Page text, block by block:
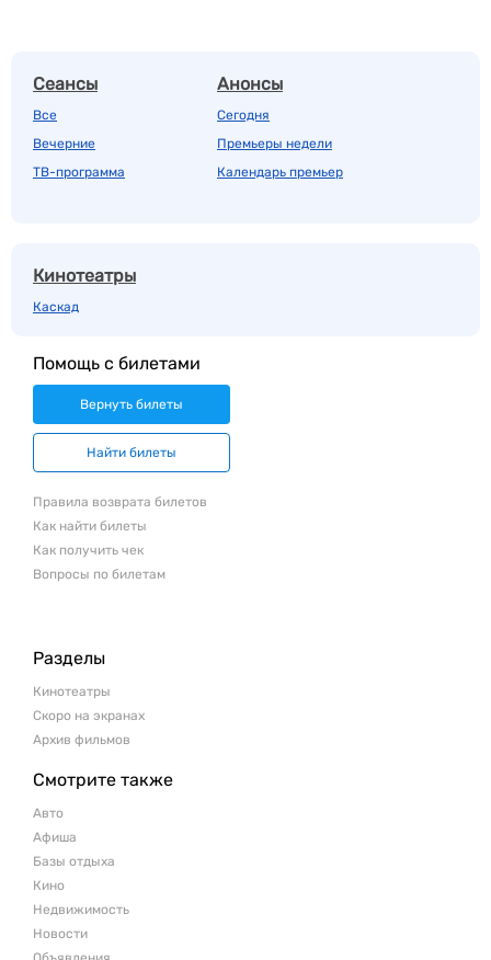
Сеансы
Все
Вечерние
ТВ-программа
Анонсы
Сегодня
Премьеры недели
Календарь премьер
Кинотеатры
Каскад
Помощь с билетами
Вернуть билеты
Найти билеты
Правила возврата билетов
Как найти билеты
Как получить чек
Вопросы по билетам
Разделы
Кинотеатры
Скоро на экранах
Архив фильмов
Смотрите также
Авто
Афиша
Базы отдыха
Кино
Недвижимость
Новости